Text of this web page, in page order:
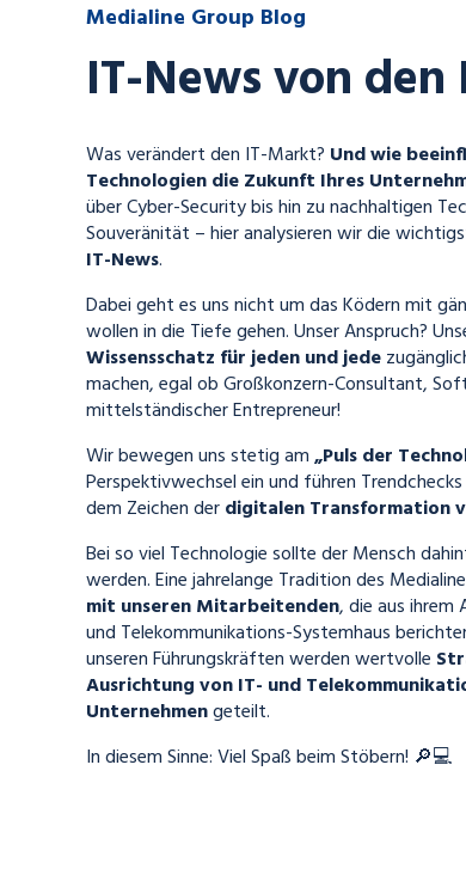
Medialine Group Blog
IT-News von
Was verändert den IT-Markt? Und wie
Technologien die Zukunft Ihres
über Cyber-Security bis hin zu nachhaltigen
Souveränität – hier analysieren wir die
IT-News.
Dabei geht es uns nicht um das Ködern mit
wollen in die Tiefe gehen. Unser Anspruch?
Wissensschatz für jeden und jede
machen, egal ob Großkonzern-Consultant,
mittelständischer Entrepreneur!
Wir bewegen uns stetig am„Puls der
Perspektivwechsel ein und führen
dem Zeichen derdigitalen Transformation
Bei so viel Technologie sollte der Mensch
werden. Eine jahrelange Tradition des
mit unseren Mitarbeitenden, die aus ihrem
und Telekommunikations-Systemhaus
unseren Führungskräften werdenwertvolle
Ausrichtung von IT- und
Unternehmengeteilt.
In diesem Sinne: Viel Spaß beim Stöbern! 🔎💻